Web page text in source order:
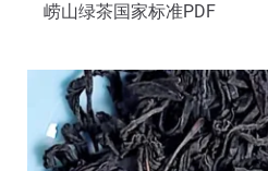
崂山绿茶国家标准PDF